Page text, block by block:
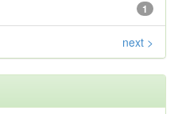
1
next >